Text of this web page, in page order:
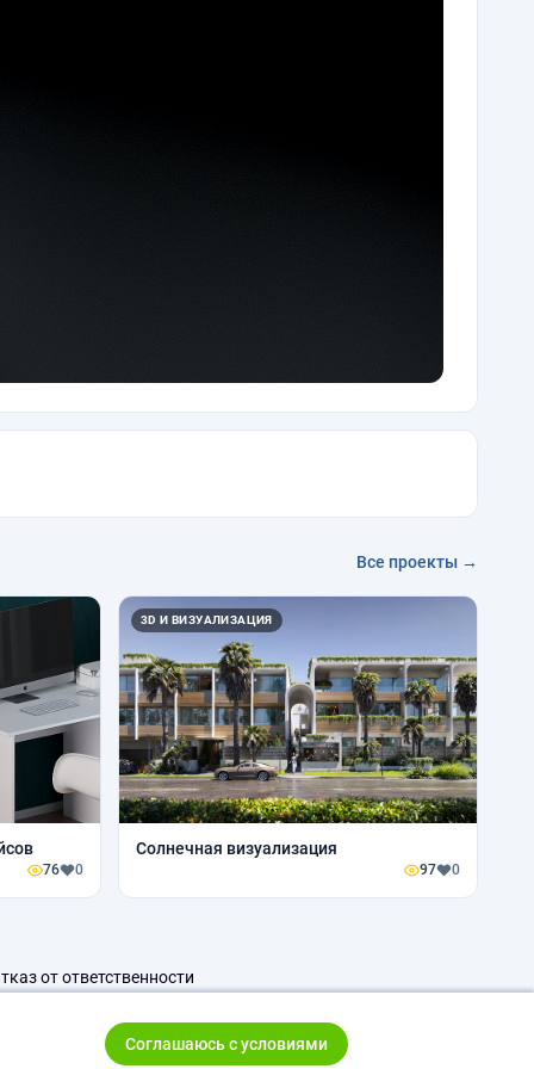
Все проекты →
76 0
3D И ВИЗУАЛИЗАЦИЯ
Солнечная визуализация
97 0
от ответственности
Соглашаюсь с условиями